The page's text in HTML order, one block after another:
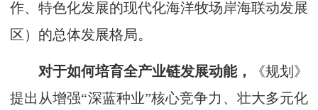
作、特色化发展的现代化海洋牧场岸海联动发展
区）的总体发展格局。
对于如何培育全产业链发展动能，
《规划》
提出从增强“深蓝种业”核心竞争力、壮大多元化